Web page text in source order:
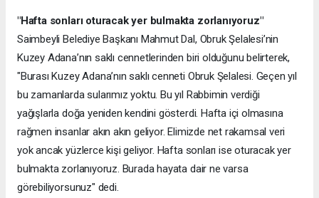
"Hafta sonları oturacak yer bulmakta zorlanıyoruz"
Saimbeyli Belediye Başkanı Mahmut Dal, Obruk Şelalesi’nin
Kuzey Adana’nın saklı cennetlerinden biri olduğunu belirterek,
"Burası Kuzey Adana’nın saklı cenneti Obruk Şelalesi. Geçen yıl
bu zamanlarda sularımız yoktu. Bu yıl Rabbimin verdiği
yağışlarla doğa yeniden kendini gösterdi. Hafta içi olmasına
rağmen insanlar akın akın geliyor. Elimizde net rakamsal veri
yok ancak yüzlerce kişi geliyor. Hafta sonları ise oturacak yer
bulmakta zorlanıyoruz. Burada hayata dair ne varsa
görebiliyorsunuz" dedi.